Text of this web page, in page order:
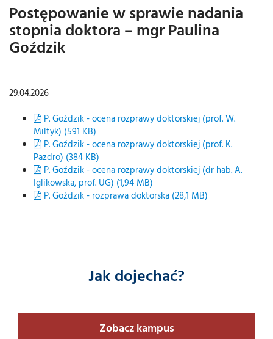
Postępowanie w sprawie nadania
stopnia doktora – mgr Paulina
Goździk
29.04.2026
P. Goździk - ocena rozprawy doktorskiej (prof. W.
Miltyk) (591 KB)
P. Goździk - ocena rozprawy doktorskiej (prof. K.
Pazdro) (384 KB)
P. Goździk - ocena rozprawy doktorskiej (dr hab. A.
Iglikowska, prof. UG) (1,94 MB)
P. Goździk - rozprawa doktorska (28,1 MB)
Jak dojechać?
Zobacz kampus